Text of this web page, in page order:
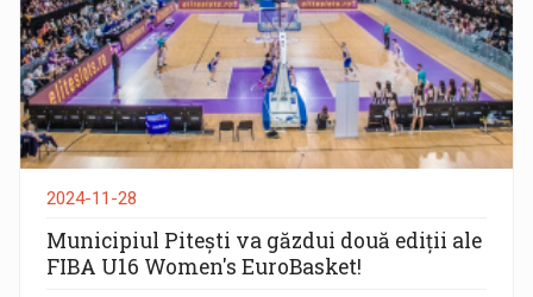
2024-11-28
Municipiul Pitești va găzdui două ediții ale
FIBA U16 Women's EuroBasket!